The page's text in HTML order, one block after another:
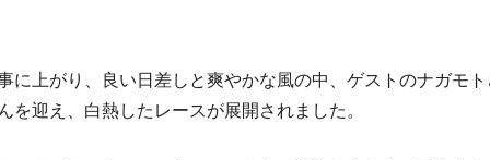
上がり、良い日差しと爽やかな風の中、ゲストのナガモト
を迎え、白熱したレースが展開されました。